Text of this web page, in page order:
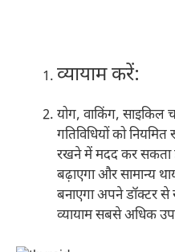
व्यायाम करें:
योग, वाकिंग, साइकिल
गतिविधियों को
रखने में मदद कर सकता
बढ़ाएगा और सामान्य
बनाएगा अपने डॉक्टर
व्यायाम सबसे अधिक